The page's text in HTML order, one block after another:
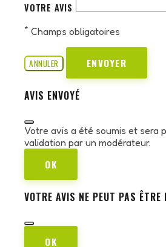
VOTRE AVIS
* Champs obligatoires
ANNULER ENVOYER
AVIS ENVOYÉ
Votre avis a été soumis et sera
validation par un modérateur.
OK
VOTRE AVIS NE PEUT PAS ÊTRE
OK